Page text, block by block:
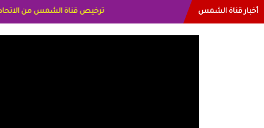
أخبار قناة الشمس